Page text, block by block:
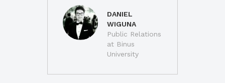
DANIEL
WIGUNA
Public Relations
at Binus
University